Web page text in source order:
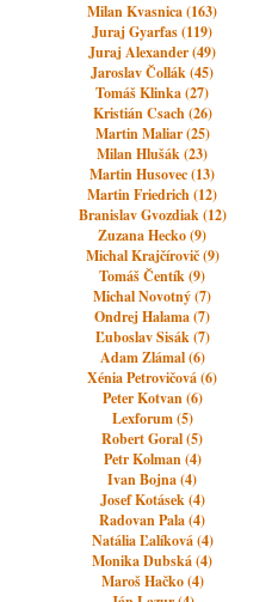
Milan Kvasnica (163)
Juraj Gyarfas (119)
Juraj Alexander (49)
Jaroslav Čollák (45)
Tomáš Klinka (27)
Kristián Csach (26)
Martin Maliar (25)
Milan Hlušák (23)
Martin Husovec (13)
Martin Friedrich (12)
Branislav Gvozdiak (12)
Zuzana Hecko (9)
Michal Krajčírovič (9)
Tomáš Čentík (9)
Michal Novotný (7)
Ondrej Halama (7)
Ľuboslav Sisák (7)
Adam Zlámal (6)
Xénia Petrovičová (6)
Peter Kotvan (6)
Lexforum (5)
Robert Goral (5)
Petr Kolman (4)
Ivan Bojna (4)
Josef Kotásek (4)
Radovan Pala (4)
Natália Ľalíková (4)
Monika Dubská (4)
Maroš Hačko (4)